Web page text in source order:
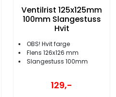
Ventilrist 125x125mm
100mm Slangestuss
Hvit
OBS! Hvit farge
Flens 126x126 mm
Slangestuss 100mm
129,-